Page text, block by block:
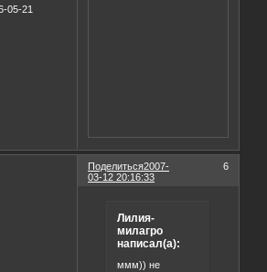
05-21
Поделиться 6
2007-
03-12 20:16:33
Лилия-
милагро
написал(а):
ммм)) не